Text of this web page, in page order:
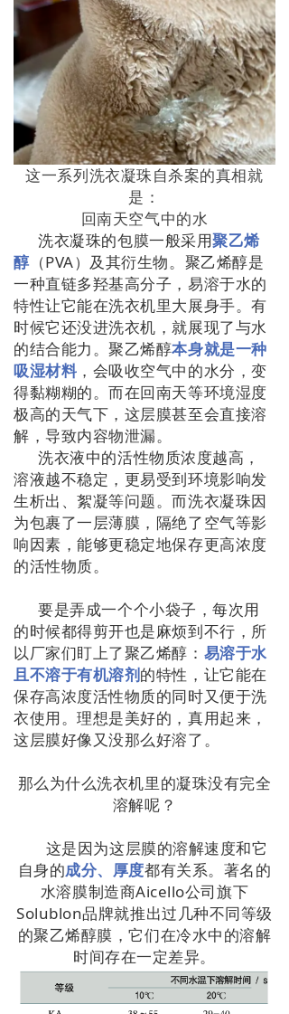
这一系列洗衣凝珠自杀案的真相就
是：
回南天空气中的水
洗衣凝珠的包膜一般采用聚乙烯
醇 （PVA）及其衍生物。聚乙烯醇是
一种直链多羟基高分子，易溶于水的
特性让它能在洗衣机里大展身手。有
时候它还没进洗衣机，就展现了与水
的结合能力。聚乙烯醇本身就是一种
吸湿材料 ，会吸收空气中的水分，变
得黏糊糊的。而在回南天等环境湿度
极高的天气下，这层膜甚至会直接溶
解，导致内容物泄漏。
洗衣液中的活性物质浓度越高，
溶液越不稳定，更易受到环境影响发
生析出、絮凝等问题。而洗衣凝珠因
为包裹了一层薄膜，隔绝了空气等影
响因素，能够更稳定地保存更高浓度
的活性物质。
要是弄成一个个小袋子，每次用
的时候都得剪开也是麻烦到不行，所
以厂家们盯上了聚乙烯醇： 易溶于水
且不溶于有机溶剂的特性，让它能在
保存高浓度活性物质的同时又便于洗
衣使用。理想是美好的，真用起来，
这层膜好像又没那么好溶了。
那么为什么洗衣机里的凝珠没有完全
溶解呢？
这是因为这层膜的溶解速度和它
自身的成分、厚度都有关系。著名的
水溶膜制造商Aicello公司旗下
Solublon品牌就推出过几种不同等级
的聚乙烯醇膜，它们在冷水中的溶解
时间存在一定差异。